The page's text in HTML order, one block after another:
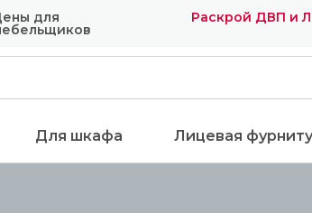
для Раскрой ДВП и
Для шкафа Лицевая